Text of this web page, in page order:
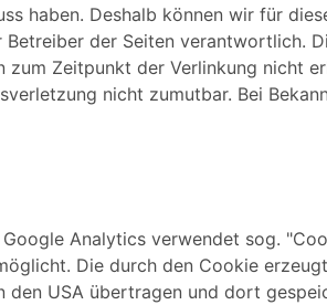
haben. Deshalb können wir für
der Seiten verantwortlich.
Zeitpunkt der Verlinkung nicht
nicht zumutbar. Bei
Analytics verwendet sog.
Die durch den Cookie
den USA übertragen und dort